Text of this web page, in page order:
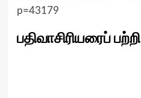
p=43179
பதிவாசிரியரைப் பற்றி